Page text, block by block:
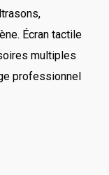
Écran tactile
multiples
professionnel